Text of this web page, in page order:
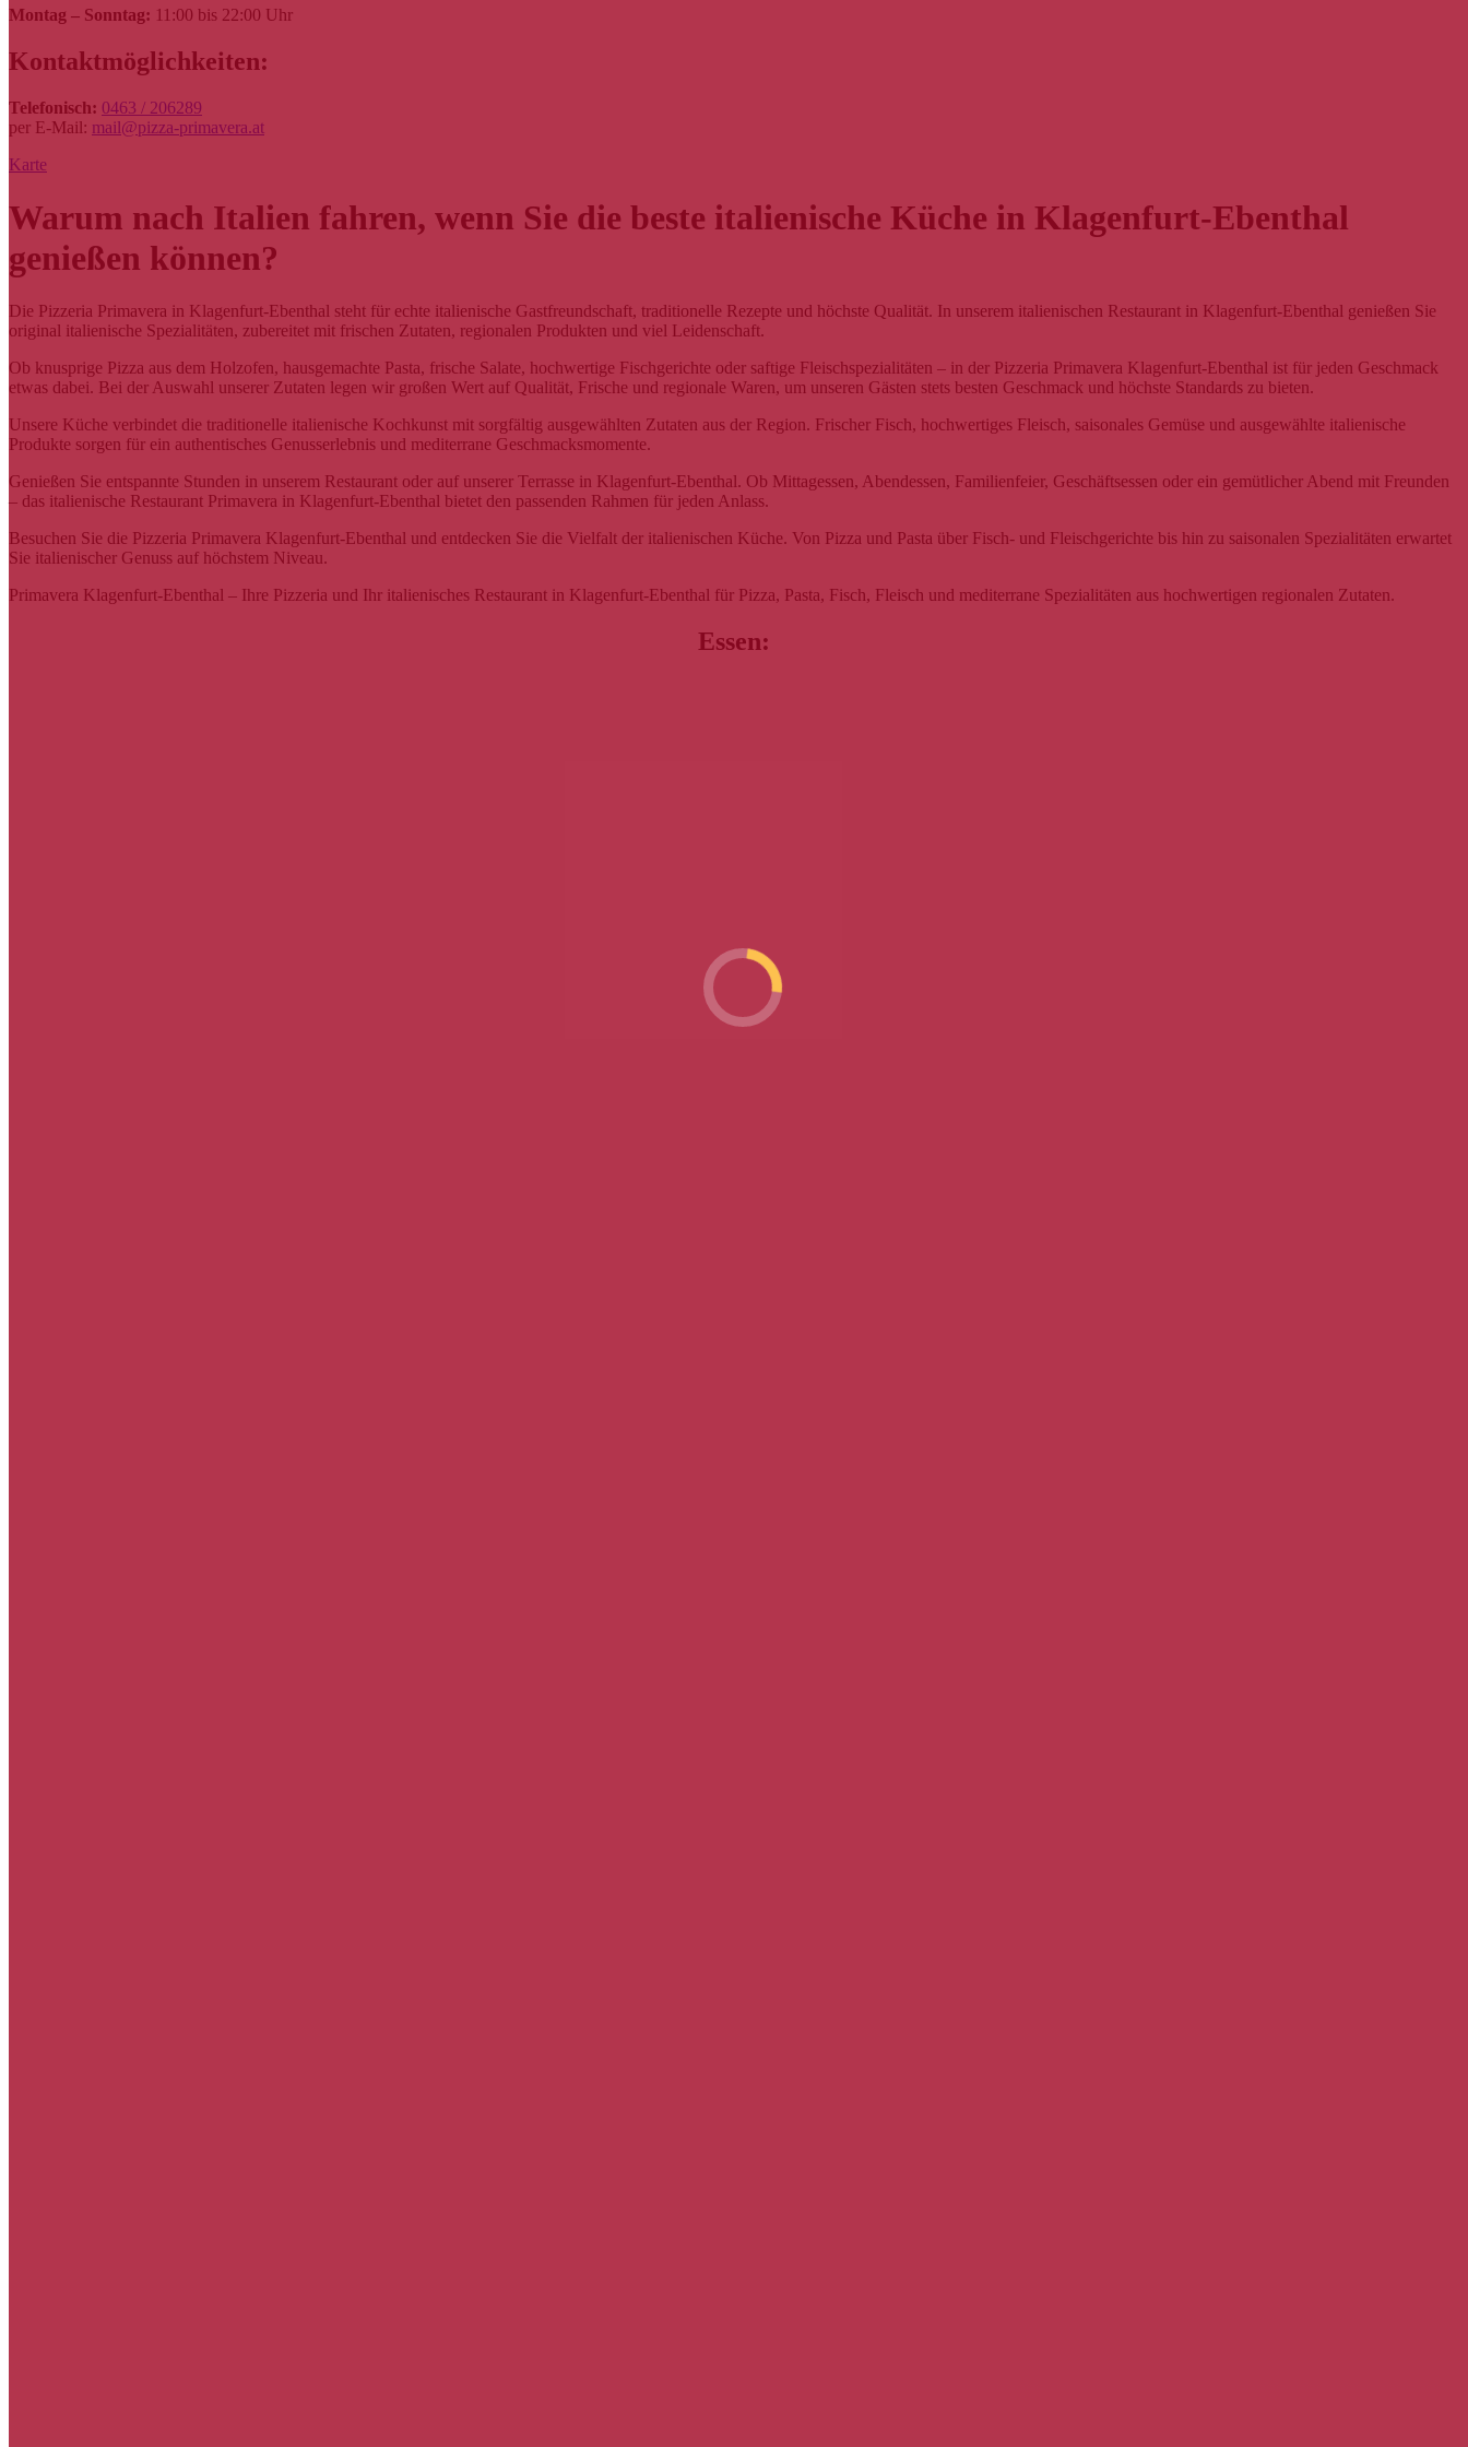
Montag – Sonntag: 11:00 bis 22:00 Uhr
Kontaktmöglichkeiten:
Telefonisch: 0463 / 206289
per E-Mail: mail@pizza-primavera.at
Karte
Warum nach Italien fahren, wenn Sie die beste italienische Küche in Klagenfurt-Ebenthal
genießen können?
Die Pizzeria Primavera in Klagenfurt-Ebenthal steht für echte italienische Gastfreundschaft, traditionelle Rezepte und höchste Qualität. In unserem italienischen Restaurant in Klagenfurt-Ebenthal genießen Sie
original italienische Spezialitäten, zubereitet mit frischen Zutaten, regionalen Produkten und viel Leidenschaft.
Ob knusprige Pizza aus dem Holzofen, hausgemachte Pasta, frische Salate, hochwertige Fischgerichte oder saftige Fleischspezialitäten – in der Pizzeria Primavera Klagenfurt-Ebenthal ist für jeden Geschmack
etwas dabei. Bei der Auswahl unserer Zutaten legen wir großen Wert auf Qualität, Frische und regionale Waren, um unseren Gästen stets besten Geschmack und höchste Standards zu bieten.
Unsere Küche verbindet die traditionelle italienische Kochkunst mit sorgfältig ausgewählten Zutaten aus der Region. Frischer Fisch, hochwertiges Fleisch, saisonales Gemüse und ausgewählte italienische
Produkte sorgen für ein authentisches Genusserlebnis und mediterrane Geschmacksmomente.
Genießen Sie entspannte Stunden in unserem Restaurant oder auf unserer Terrasse in Klagenfurt-Ebenthal. Ob Mittagessen, Abendessen, Familienfeier, Geschäftsessen oder ein gemütlicher Abend mit Freunden
– das italienische Restaurant Primavera in Klagenfurt-Ebenthal bietet den passenden Rahmen für jeden Anlass.
Besuchen Sie die Pizzeria Primavera Klagenfurt-Ebenthal und entdecken Sie die Vielfalt der italienischen Küche. Von Pizza und Pasta über Fisch- und Fleischgerichte bis hin zu saisonalen Spezialitäten erwartet
Sie italienischer Genuss auf höchstem Niveau.
Primavera Klagenfurt-Ebenthal – Ihre Pizzeria und Ihr italienisches Restaurant in Klagenfurt-Ebenthal für Pizza, Pasta, Fisch, Fleisch und mediterrane Spezialitäten aus hochwertigen regionalen Zutaten.
Essen: